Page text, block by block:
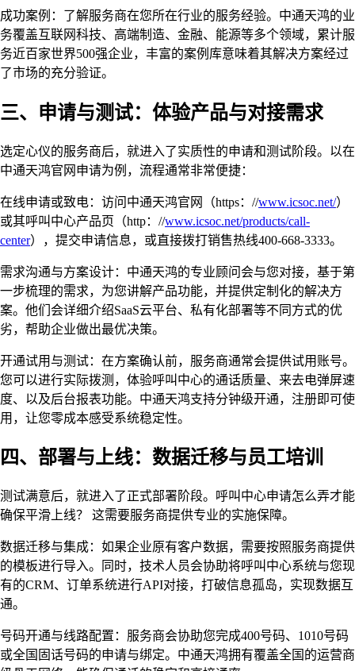
成功案例：了解服务商在您所在行业的服务经验。中通天鸿的业
务覆盖互联网科技、高端制造、金融、能源等多个领域，累计服
务近百家世界500强企业，丰富的案例库意味着其解决方案经过
了市场的充分验证。
三、申请与测试：体验产品与对接需求
选定心仪的服务商后，就进入了实质性的申请和测试阶段。以在
中通天鸿官网申请为例，流程通常非常便捷：
在线申请或致电：访问中通天鸿官网（https：//www.icsoc.net/）
或其呼叫中心产品页（http：//www.icsoc.net/products/call-
center），提交申请信息，或直接拨打销售热线400-668-3333。
需求沟通与方案设计：中通天鸿的专业顾问会与您对接，基于第
一步梳理的需求，为您讲解产品功能，并提供定制化的解决方
案。他们会详细介绍SaaS云平台、私有化部署等不同方式的优
劣，帮助企业做出最优决策。
开通试用与测试：在方案确认前，服务商通常会提供试用账号。
您可以进行实际拨测，体验呼叫中心的通话质量、来去电弹屏速
度、以及后台报表功能。中通天鸿支持分钟级开通，注册即可使
用，让您零成本感受系统稳定性。
四、部署与上线：数据迁移与员工培训
测试满意后，就进入了正式部署阶段。呼叫中心申请怎么弄才能
确保平滑上线？ 这需要服务商提供专业的实施保障。
数据迁移与集成：如果企业原有客户数据，需要按照服务商提供
的模板进行导入。同时，技术人员会协助将呼叫中心系统与您现
有的CRM、订单系统进行API对接，打破信息孤岛，实现数据互
通。
号码开通与线路配置：服务商会协助您完成400号码、1010号码
或全国固话号码的申请与绑定。中通天鸿拥有覆盖全国的运营商